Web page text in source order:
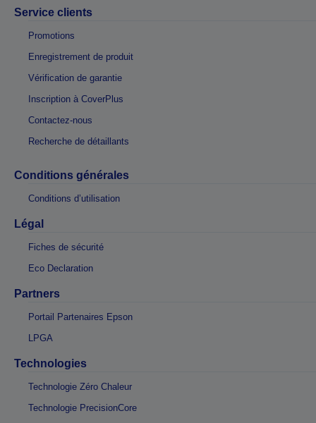
Service clients
Promotions
Enregistrement de produit
Vérification de garantie
Inscription à CoverPlus
Contactez-nous
Recherche de détaillants
Conditions générales
Conditions d’utilisation
Légal
Fiches de sécurité
Eco Declaration
Partners
Portail Partenaires Epson
LPGA
Technologies
Technologie Zéro Chaleur
Technologie PrecisionCore